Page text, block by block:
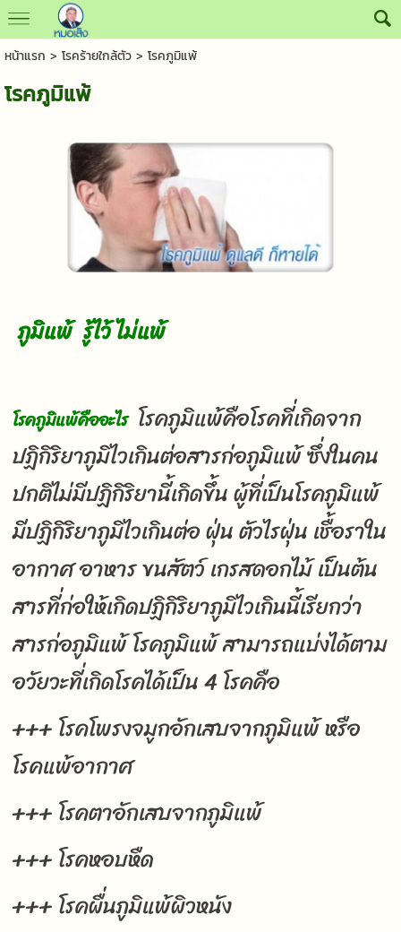
หน้าแรก > โรคร้ายใกล้ตัว> โรคภูมิแพ้
โรคภูมิแพ้
ภูมิแพ้ รู้ไว้ ไม่แพ้
โรคภูมิแพ้คืออะไร โรคภูมิแพ้คือโรคที่เกิดจาก
ปฏิกิริยาภูมิไวเกินต่อสารก่อภูมิแพ้ ซึ่งในคน
ปกติไม่มีปฏิกิริยานี้เกิดขึ้น ผู้ที่เป็นโรคภูมิแพ้
มีปฏิกิริยาภูมิไวเกินต่อ ฝุ่น ตัวไรฝุ่น เชื้อราใน
อากาศ อาหาร ขนสัตว์ เกรสดอกไม้ เป็นต้น
สารที่ก่อให้เกิดปฏิกิริยาภูมิไวเกินนี้เรียกว่า
สารก่อภูมิแพ้ โรคภูมิแพ้ สามารถแบ่งได้ตาม
อวัยวะที่เกิดโรคได้เป็น 4 โรคคือ
+++ โรคโพรงจมูกอักเสบจากภูมิแพ้ หรือ
โรคแพ้อากาศ
+++ โรคตาอักเสบจากภูมิแพ้
+++ โรคหอบหืด
+++ โรคผื่นภูมิแพ้ผิวหนัง